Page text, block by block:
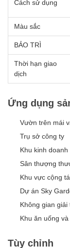
Cách sử dụng
Màu sắc
BẢO TRÌ
Thời hạn giao
dịch
Ứng dụng
Vườn trên mái
Trụ sở công ty
Khu kinh doanh
Sân thượng
Khu vực cộng
Dự án Sky
Không gian
Khu ăn uống
Tùy chỉnh